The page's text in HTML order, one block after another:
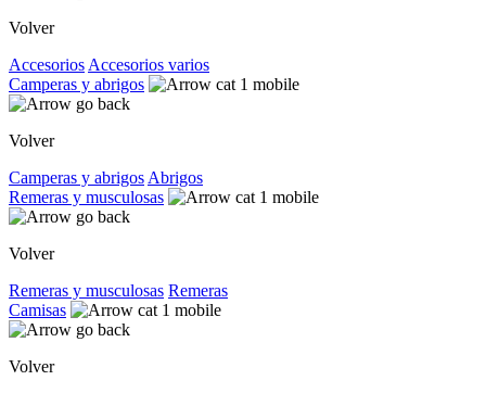
Volver
Accesorios Accesorios varios
Camperas y abrigos
Volver
Camperas y abrigos Abrigos
Remeras y musculosas
Volver
Remeras y musculosas Remeras
Camisas
Volver